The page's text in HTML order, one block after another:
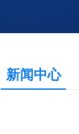
新闻中心